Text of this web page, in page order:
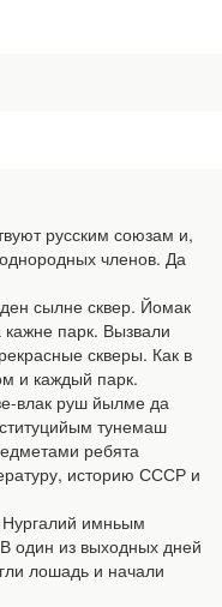
русским союзам и,
членов. Да
сылне сквер. Йомак
парк. Вызвали
скверы. Как в
и каждый парк.
влак руш йылме да
тунемаш
ребята
историю СССР и
имньым
один из выходных дней
лошадь и начали